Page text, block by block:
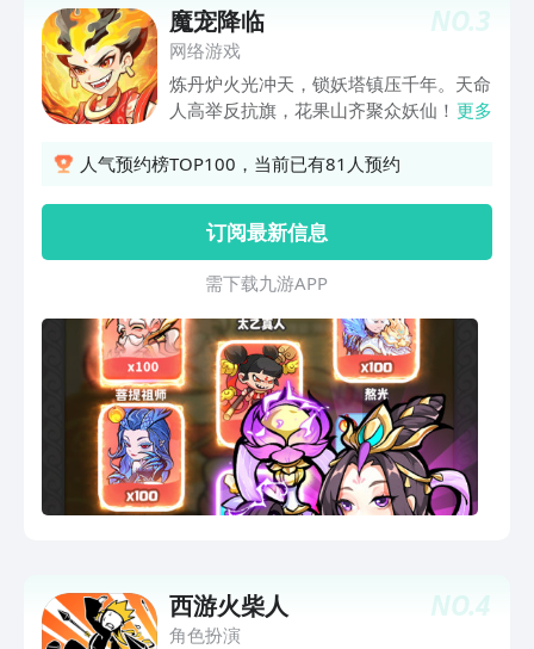
上手容易，战斗体验轻松顺滑 ( -▽-)ψ ·暗
藏玄机，高玩亦可尽情发掘游戏乐趣
(¯﹃¯ )✧ 【独特松鼠怔玩法】 ·除了卡片
集换、道具图鉴之外，玩家会在西域收集
书，也有思路清奇、不可描述的绘本ᕕ( ᐛ
)ᕗ 【全套离线玩法】 ·建立取经车队，念
起自己的“生意经”( $ܫ$) ·倒卖辣条香
灰“唐僧肉”、收购经书，提供超度、诵
经、跳大神等*** 三岛十洲，人神佛仙
妖，三清四御，五老六司，七元八极，九
十四臣，无数喵神卡牌 群喵乱舞，等你
来吸！
NO.3
魔宠降临
网络游戏
炼丹炉火光冲天，锁妖塔镇压千年。天命
人高举反抗旗，花果山齐聚众妖仙！当金
神仙！
更多
人气预约榜TOP100，当前已有81人预约
订阅最新信息
需 下 载 九 游 A P P
NO.4
西游火柴人
角色扮演